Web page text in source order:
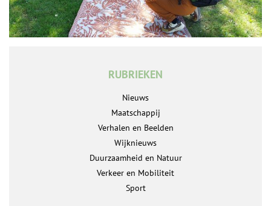
RUBRIEKEN
Nieuws
Maatschappij
Verhalen en Beelden
Wijknieuws
Duurzaamheid en Natuur
Verkeer en Mobiliteit
Sport